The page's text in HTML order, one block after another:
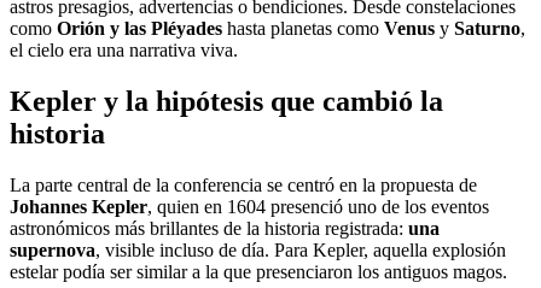
astros presagios, advertencias o bendiciones. Desde constelaciones
como Orión y las Pléyades hasta planetas como Venus y Saturno,
el cielo era una narrativa viva.
Kepler y la hipótesis que cambió la
historia
La parte central de la conferencia se centró en la propuesta de
Johannes Kepler, quien en 1604 presenció uno de los eventos
astronómicos más brillantes de la historia registrada: una
supernova, visible incluso de día. Para Kepler, aquella explosión
estelar podía ser similar a la que presenciaron los antiguos magos.